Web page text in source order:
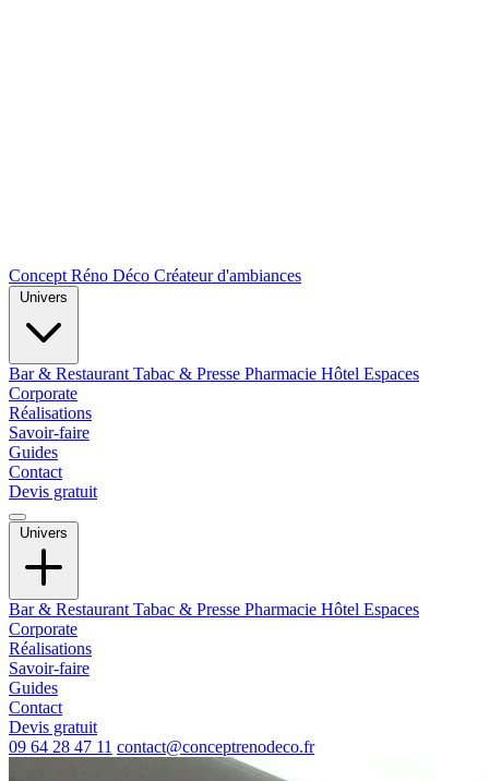
Concept Réno Déco Créateur d'ambiances
Bar & Restaurant Tabac & Presse Pharmacie Hôtel Espaces
Corporate
Réalisations
Savoir-faire
Guides
Contact
Devis gratuit
Univers
Bar & Restaurant Tabac & Presse Pharmacie Hôtel Espaces
Corporate
Réalisations
Savoir-faire
Guides
Contact
Devis gratuit
09 64 28 47 11 contact@conceptrenodeco.fr